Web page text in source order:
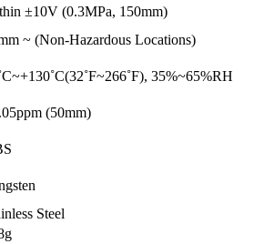
±10V (0.3MPa, 150mm)
~ (Non-Hazardous Locations)
35%~65%RH
(50mm)
Steel